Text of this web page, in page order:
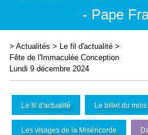
- Pape
> Actualités > Le fil d'actualité >
Fête de l'Immaculée Conception
Lundi 9 décembre 2024
Le fil d'actualité Le billet du mois
Les visages de la Miséricorde